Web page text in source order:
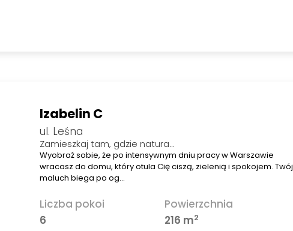
Izabelin C
ul. Leśna
Zamieszkaj tam, gdzie natura...
Wyobraź sobie, że po intensywnym dniu pracy w Warszawie
wracasz do domu, który otula Cię ciszą, zielenią i spokojem. Twój
maluch biega po og…
Liczba pokoi
6
Powierzchnia
216 m2